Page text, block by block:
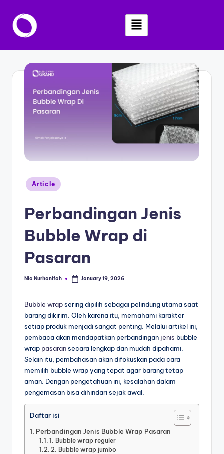
Skip
Article
Perbandingan Jenis
Bubble Wrap di
Pasaran
Nia Nurhanifah January 19, 2026
Bubble wrapsering dipilih sebagai pelindung utama saat
barang dikirim. Oleh karena itu, memahami karakter
setiap produk menjadi sangat penting. Melalui artikel ini,
pembaca akan mendapatkan perbandingan jenis bubble
wrap pasaransecara lengkap dan mudah dipahami.
Selain itu, pembahasan akan difokuskan pada cara
memilih bubble wrap yang tepat agar barang tetap
aman. Dengan pengetahuan ini, kesalahan dalam
pengemasan bisa dihindari sejak awal.
Daftar isi
Perbandingan Jenis Bubble Wrap Pasaran
1. Bubble wrap reguler
2. Bubble wrap jumbo